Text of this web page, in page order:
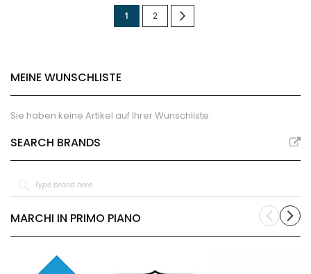
Seite
Sie
Seite
1 Seite
2
MEINE WUNSCHLISTE
Sie haben keine Artikel auf Ihrer Wunschliste.
SEARCH BRANDS
MARCHI IN PRIMO PIANO